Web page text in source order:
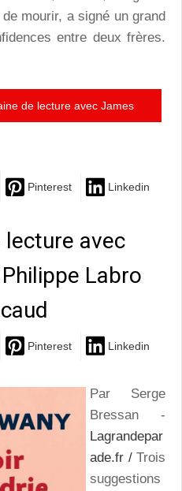
mourir, a signé un grand
entre deux frères.
de lecture avec James
Pinterest Linkedin
lecture avec
Labro
Pinterest Linkedin
Par Serge
Bressan -
Lagrandepar
ade.fr /Trois
suggestions